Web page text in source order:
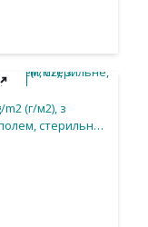
(г/м2), з
стерильне,